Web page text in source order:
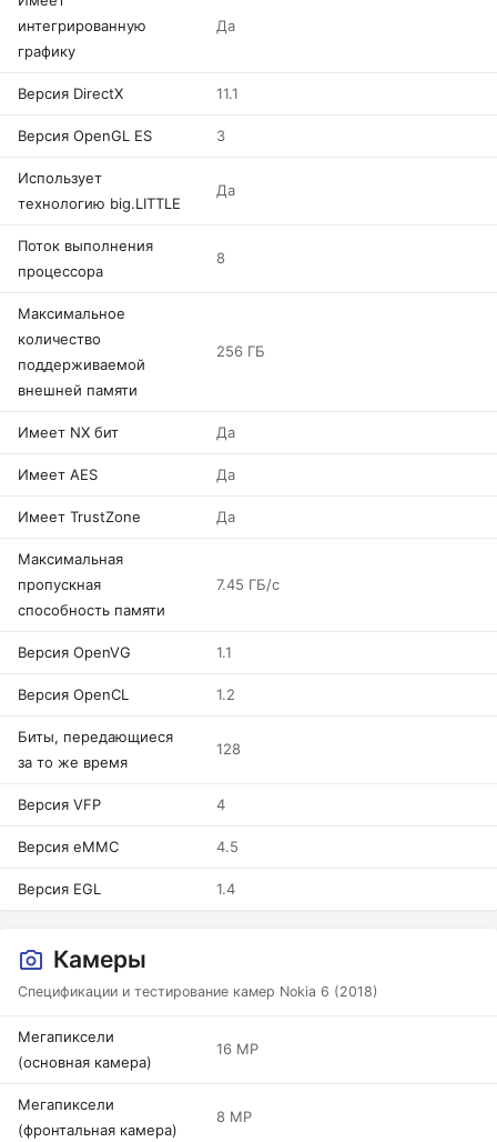
интегрированную
графику
Да
Версия DirectX 11.1
Версия OpenGL ES 3
Использует
технологию big.LITTLE
Да
Поток выполнения
процессора
8
Максимальное
количество
поддерживаемой
внешней памяти
256 ГБ
Имеет NX бит Да
Имеет AES Да
Имеет TrustZone Да
Максимальная
пропускная
способность памяти
7.45 ГБ/с
Версия OpenVG 1.1
Версия OpenCL 1.2
Биты, передающиеся
за то же время
128
Версия VFP 4
Версия eMMC 4.5
Версия EGL 1.4
Камеры
Спецификации и тестирование камер Nokia 6 (2018)
Мегапиксели
(основная камера)
16 MP
Мегапиксели
(фронтальная камера)
8 MP